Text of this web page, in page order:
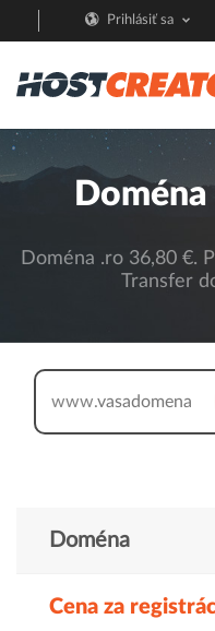
Prihlásiť sa
Doména .ro 36,80 €.
Transfer
www.
Doména
Cena za